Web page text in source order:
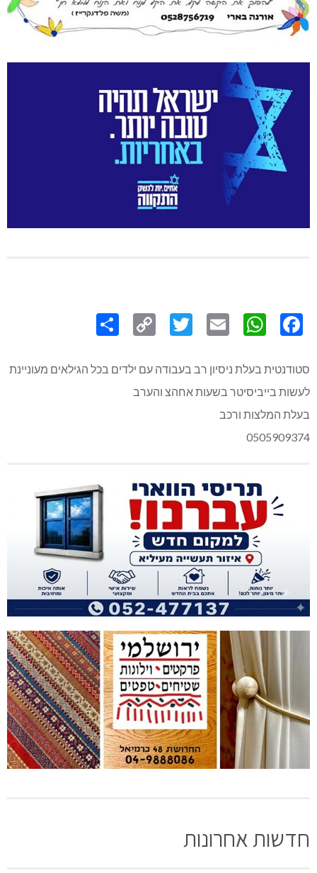
Link
סטודנטית בעלת ניסיון רב בעבודה עם ילדים בכל הגילאים מעוניינת
לעשות בייביסיטר בשעות אחהצ והערב
בעלת המלצות ורכב
0505909374
חדשות אחרונות